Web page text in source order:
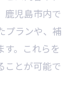
鹿児島市内で
プランや、補
す。これらを
ことが可能で